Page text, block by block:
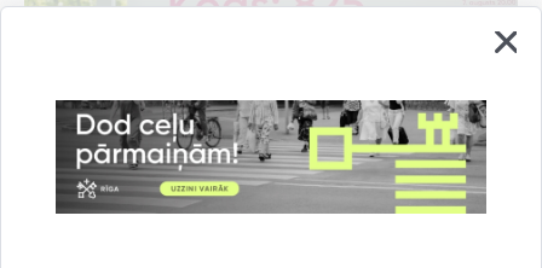
Pašvaldība rīdziniekiem sarūpējusi "Rīgas
vasaras" pasākumu programmas mobilo
aplikāciju